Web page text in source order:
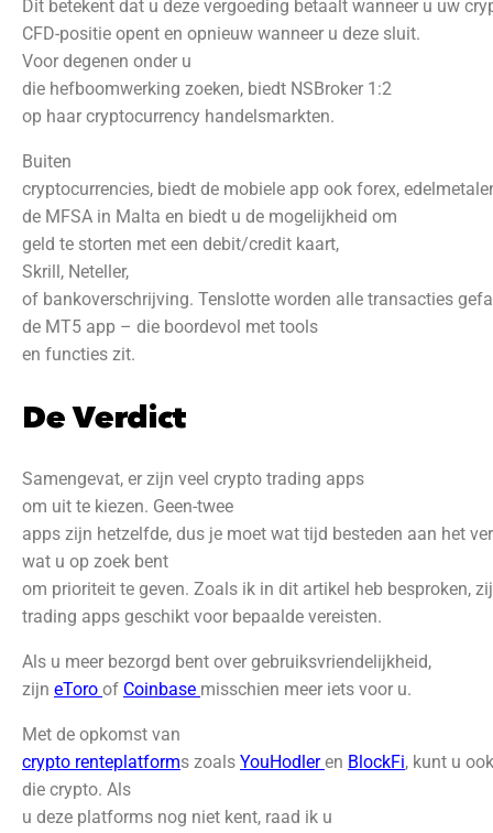
Dit betekent dat u deze vergoeding betaalt wanneer u uw
CFD-positie opent en opnieuw wanneer u deze sluit.
Voor degenen onder u
die hefboomwerking zoeken, biedt NSBroker 1:2
op haar cryptocurrency handelsmarkten.
Buiten
cryptocurrencies, biedt de mobiele app ook forex,
de MFSA in Malta en biedt u de mogelijkheid om
geld te storten met een debit/credit kaart,
Skrill, Neteller,
of bankoverschrijving. Tenslotte worden alle transacties
de MT5 app – die boordevol met tools
en functies zit.
De Verdict
Samengevat, er zijn veel crypto trading apps
om uit te kiezen. Geen-twee
apps zijn hetzelfde, dus je moet wat tijd besteden aan het
wat u op zoek bent
om prioriteit te geven. Zoals ik in dit artikel heb besproken,
trading apps geschikt voor bepaalde vereisten.
Als u meer bezorgd bent over gebruiksvriendelijkheid,
zijn eToro of Coinbase misschien meer iets voor u.
Met de opkomst van
crypto renteplatforms zoals YouHodleren BlockFi, kunt u
die crypto. Als
u deze platforms nog niet kent, raad ik u